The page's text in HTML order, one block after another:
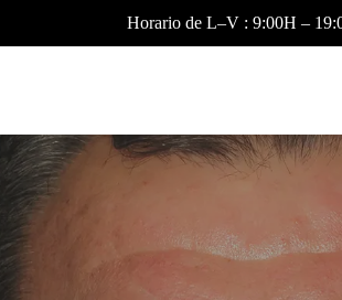
Horario de L–V : 9:00H –